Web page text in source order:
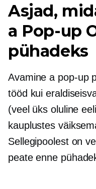
Asjad,
a Pop-up
pühadeks
Avamine a pop-up
tööd kui
(veel üks oluline
kauplustes
Sellegipoolest on
peate enne